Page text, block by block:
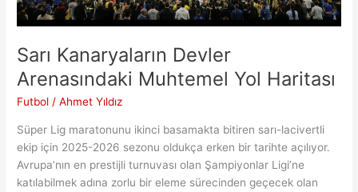
Sarı Kanaryaların Devler
Arenasındaki Muhtemel Yol Haritası
Futbol /Ahmet Yıldız
Süper Lig maratonunu ikinci basamakta bitiren sarı-lacivertli
ekip için 2025-2026 sezonu oldukça erken bir tarihte açılıyor.
Avrupa’nın en prestijli turnuvası olan Şampiyonlar Ligi’ne
katılabilmek adına zorlu bir eleme sürecinden geçecek olan